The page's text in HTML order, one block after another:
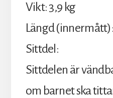
Vikt: 3,9 kg
Längd
Sittdel:
Sittdelen är
om barnet ska